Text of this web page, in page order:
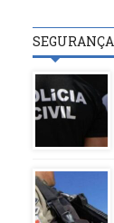
SEGURANÇA